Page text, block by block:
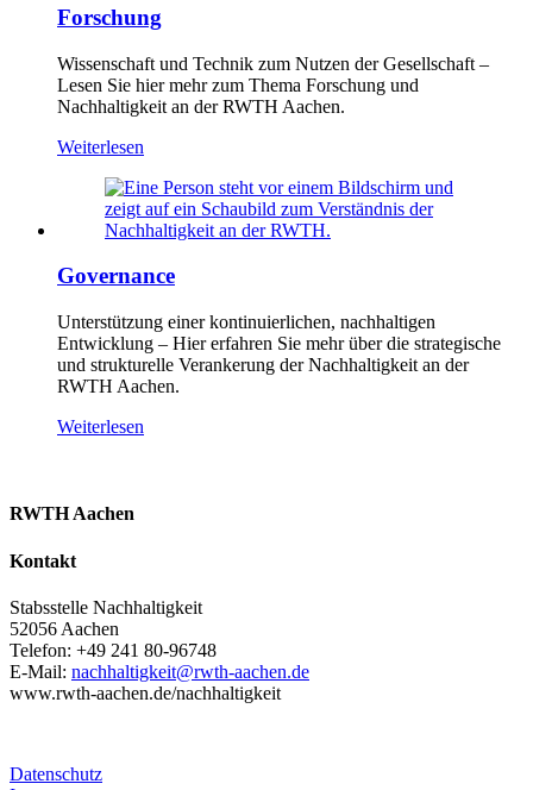
Forschung
Wissenschaft und Technik zum Nutzen der Gesellschaft –
Lesen Sie hier mehr zum Thema Forschung und
Nachhaltigkeit an der RWTH Aachen.
Weiterlesen
Governance
Unterstützung einer kontinuierlichen, nachhaltigen
Entwicklung – Hier erfahren Sie mehr über die strategische
und strukturelle Verankerung der Nachhaltigkeit an der
RWTH Aachen.
Weiterlesen
RWTH Aachen
Kontakt
Stabsstelle Nachhaltigkeit
52056 Aachen
Telefon: +49 241 80-96748
E-Mail: nachhaltigkeit@rwth-aachen.de
www.rwth-aachen.de/nachhaltigkeit
Datenschutz